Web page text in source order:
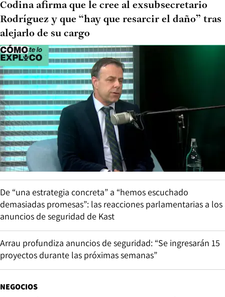
Codina afirma que le cree al exsubsecretario
Rodríguez y que “hay que resarcir el daño” tras
alejarlo de su cargo
De “una estrategia concreta” a “hemos escuchado
demasiadas promesas”: las reacciones parlamentarias a los
anuncios de seguridad de Kast
Arrau profundiza anuncios de seguridad: “Se ingresarán 15
proyectos durante las próximas semanas”
NEGOCIOS